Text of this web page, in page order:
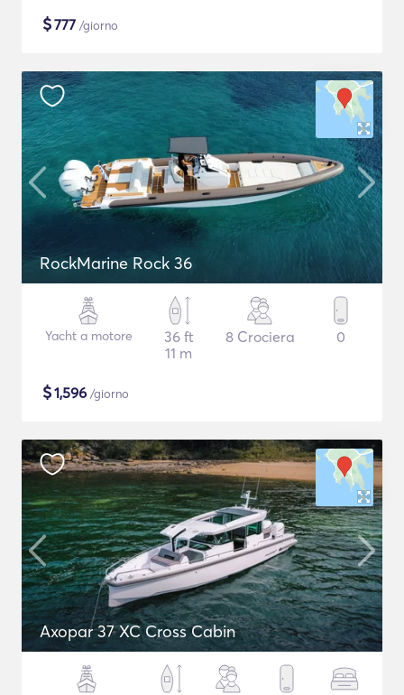
$777 /giorno
RockMarine Rock 36
Yacht a motore
36 ft
11 m
8 Crociera 0
$1,596 /giorno
Axopar 37 XC Cross Cabin